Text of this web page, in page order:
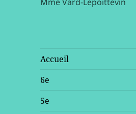
Accueil
6e
5e